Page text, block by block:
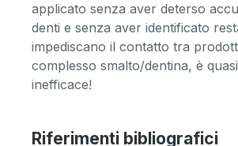
applicato senza aver deterso
denti e senza aver identificato
impediscano il contatto tra
complesso smalto/dentina, è
inefficace!
Riferimenti bibliografici